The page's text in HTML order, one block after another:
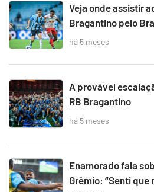
Veja onde assistir
Bragantino pelo
há 5 meses
A provável
RB Bragantino
há 5 meses
Enamorado fala
Grêmio: “Senti